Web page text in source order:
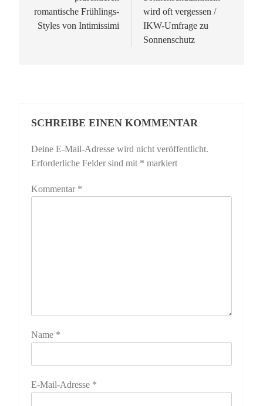
romantische Frühlings-
Styles von Intimissimi
wird oft vergessen /
IKW-Umfrage zu
Sonnenschutz
SCHREIBE EINEN KOMMENTAR
Deine E-Mail-Adresse wird nicht veröffentlicht.
Erforderliche Felder sind mit * markiert
Kommentar *
Name *
E-Mail-Adresse *